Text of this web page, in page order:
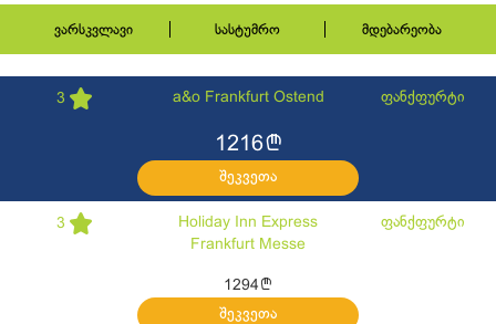
ვარსკვლავი სასტუმრო მდებარეობა
3 a&o Frankfurt Ostend ფანქფურტი
1216l
შეკვეთა
3
Holiday Inn Express
Frankfurt Messe
ფანქფურტი
1294 l
შეკვეთა